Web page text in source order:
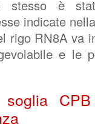
stesso è
indicate
rigo RN8A va
e le
soglia